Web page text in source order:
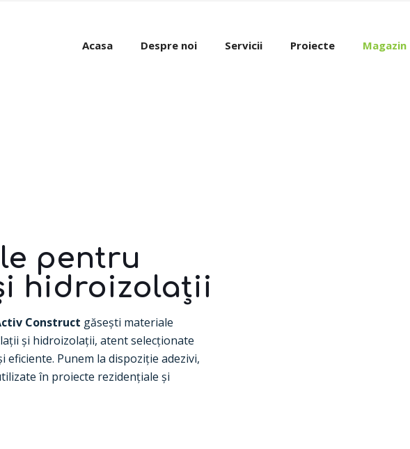
Acasa Despre noi Servicii Proiecte Magazin
pentru
hidroizolații
Construct găsești materiale
și hidroizolații, atent selecționate
Punem la dispoziție adezivi,
în proiecte rezidențiale și